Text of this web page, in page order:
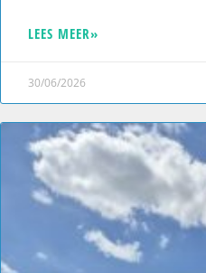
LEES MEER»
30/06/2026